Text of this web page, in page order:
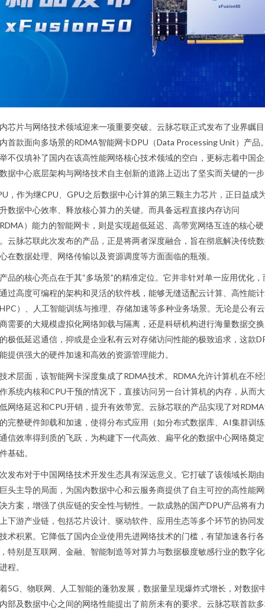
芯片与网络技术领域迎来一项重要突破。云脉芯联正式发布了业界瞩
首款面向多场景的RDMA智能网卡DPU（Data Processing Unit）产品
不仅填补了国内在该高性能网络核心技术领域的空白，更标志着中国
据中心底层架构与网络技术自主创新的道路上迈出了坚实而关键的一
，作为继CPU、GPU之后数据中心计算的第三颗主力芯片，正日益成
数据中心效率、释放核心算力的关键。而具备远程直接内存访问
）能力的智能网卡，则是实现超低延迟、高带宽网络互连的核心硬
云脉芯联此次发布的产品，正是将两者深度融合，旨在彻底解决传统
在数据处理、网络传输以及资源调度等方面面临的瓶颈。
品的核心亮点在于其“多场景”的精准定位。它并非针对单一应用优化，
过高度可编程的架构和灵活的软件栈，能够无缝适配云计算、高性能
）、人工智能训练与推理、存储加速等多种业务场景。无论是公有
需要的大规模虚拟化网络卸载与隔离，还是科研机构进行海量数据交
极低延迟通信，抑或是企业私有云对存储访问性能的极致追求，这款
提供强大的硬件加速和高效的资源管理能力。
术层面，该智能网卡深度集成了RDMA技术。RDMA允许计算机在不经
系统内核和CPU干预的情况下，直接访问另一台计算机的内存，从而
网络延迟和CPU开销，提升有效带宽。云脉芯联的产品实现了对
完整硬件卸载和加速，使得分布式应用（如分布式数据库、AI集群训
信效率得到质的飞跃，为构建下一代高效、扁平化的数据中心网络奠
基础。
发布对于中国网络技术开发生态具有深远意义。它打破了该领域长期
头主导的局面，为国内数据中心和云服务商提供了自主可控的高性能
方案，增强了供应链的安全性与韧性。一款成熟的国产DPU产品将有
下游产业链，包括芯片设计、驱动软件、应用生态等多个环节的协同
术积累。它降低了国内企业使用先进网络技术的门槛，有望加速各行各
特别是互联网、金融、智能制造等对算力与数据极度敏感行业的数字
程。
5G、物联网、人工智能的蓬勃发展，数据量呈现爆炸式增长，对数据
部及数据中心之间的网络性能提出了前所未有的要求。云脉芯联首款